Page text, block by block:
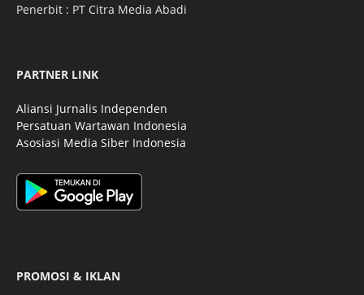
Penerbit : PT Citra Media Abadi
PARTNER LINK
Aliansi Jurnalis Independen
Persatuan Wartawan Indonesia
Asosiasi Media Siber Indonesia
PROMOSI & IKLAN